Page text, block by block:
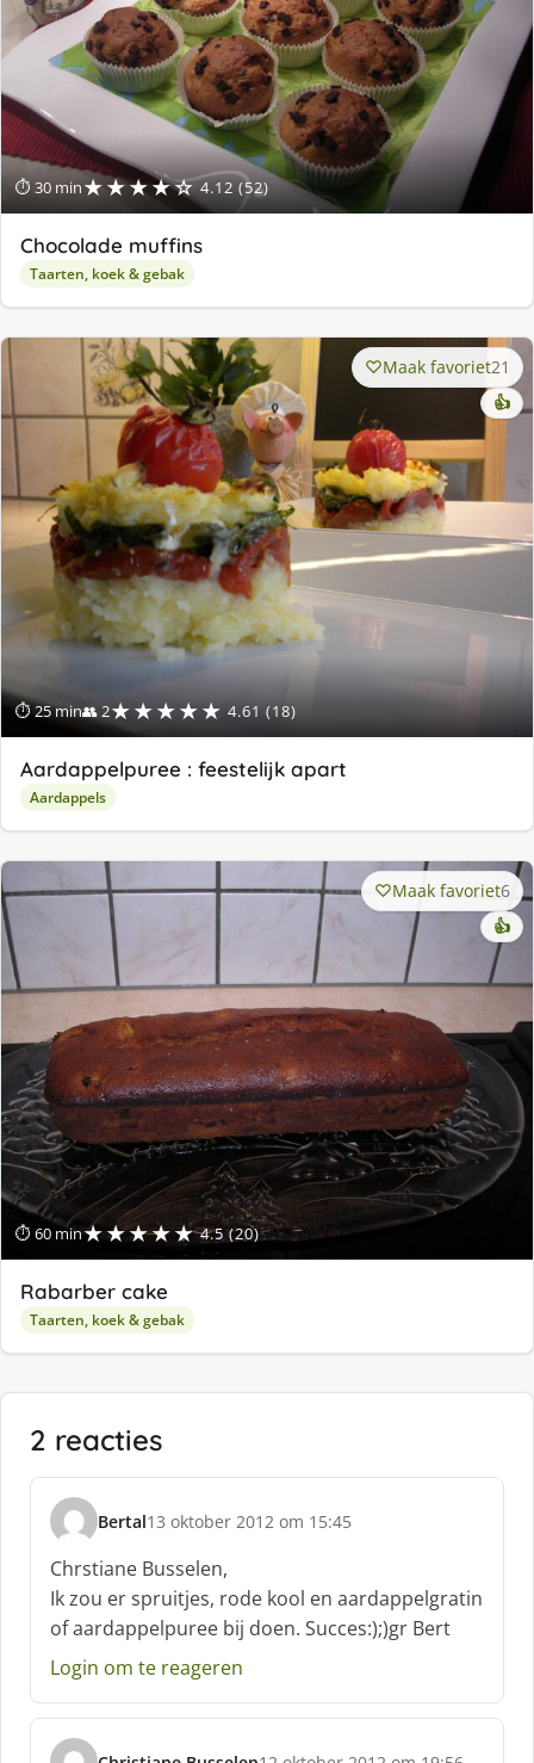
⏱ 30 min★★★★☆ 4.12 (52)
Chocolade muffins
Taarten, koek & gebak
⏱ 25 min👥 2★★★★★ 4.61 (18)
Maak favoriet21
👍
Aardappelpuree : feestelijk apart
Aardappels
⏱ 60 min★★★★★ 4.5 (20)
Maak favoriet6
👍
Rabarber cake
Taarten, koek & gebak
2 reacties
Bertal
s
c
h
r
e
e
:
13 oktober 2012 om 15:45
Chrstiane Busselen,
Ik zou er spruitjes, rode kool en aardappelgratin
of aardappelpuree bij doen. Succes:);)gr Bert
Login om te reageren